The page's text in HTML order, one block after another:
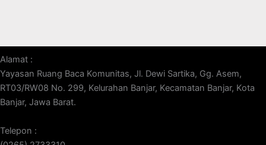
Alamat :
Yayasan Ruang Baca Komunitas, Jl. Dewi Sartika, Gg. Asem,
RT03/RW08 No. 299, Kelurahan Banjar, Kecamatan Banjar, Kota
Banjar, Jawa Barat.
Telepon :